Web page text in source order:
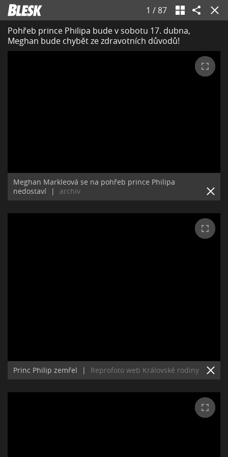
1 / 87
Pohřeb prince Philipa bude v sobotu 17. dubna,
Meghan bude chybět ze zdravotních důvodů!
Meghan Markleová se na pohřeb prince Philipa
nedostaví
| archiv
Princ Philip zemřel | Reprofoto web Královské rodiny